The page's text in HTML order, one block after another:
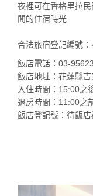
夜裡可在香格里拉
閒的住宿時光
合法旅宿登記編號
飯店電話：03-
飯店地址：花蓮縣
入住時間：15:00之
退房時間：11:00之
飯店登記號：待飯店